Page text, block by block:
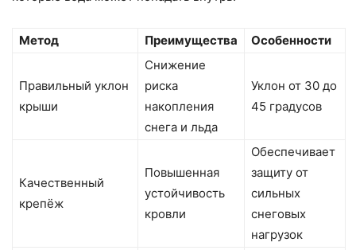
Метод Преимущества Особенности
Правильный уклон
крыши
Снижение
риска
накопления
снега и льда
Уклон от 30 до
45 градусов
Качественный
крепёж
Повышенная
устойчивость
кровли
Обеспечивает
защиту от
сильных
снеговых
нагрузок